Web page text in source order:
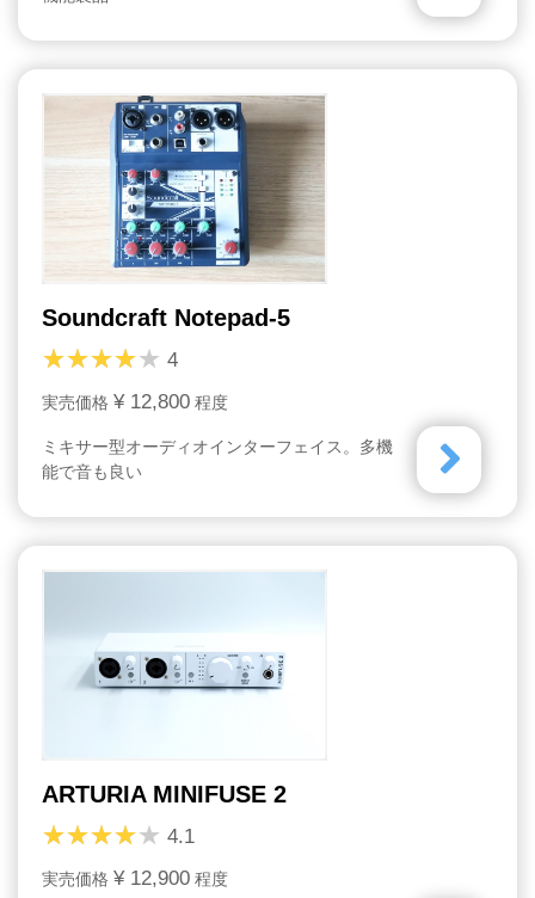
Soundcraft Notepad-5
4
実売価格 ¥ 12,800 程度
ミキサー型オーディオインターフェイス。多機
能で音も良い
ARTURIA MINIFUSE 2
4.1
実売価格 ¥ 12,900 程度